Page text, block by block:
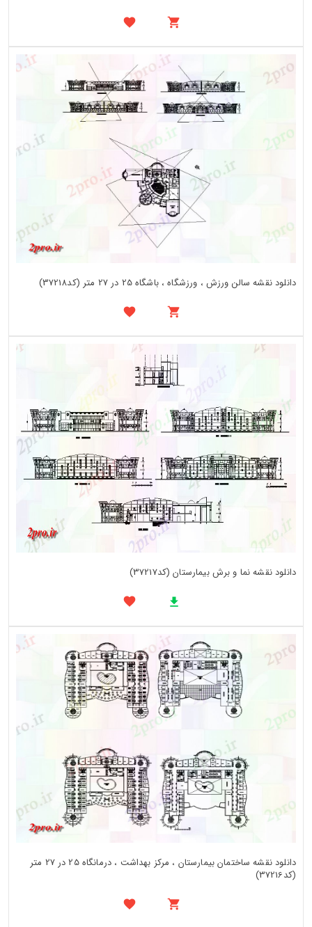
دانلود نقشه سالن ورزش ، ورزشگاه ، باشگاه 25 در 27 متر (کد37218)
دانلود نقشه نما و برش بیمارستان (کد37217)
دانلود نقشه ساختمان بیمارستان ، مرکز بهداشت ، درمانگاه 25 در 27 متر
(کد37216)